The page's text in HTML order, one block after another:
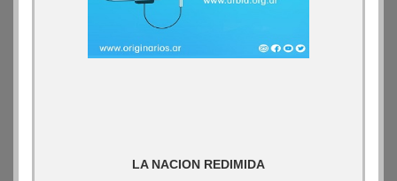
LA NACION REDIMIDA